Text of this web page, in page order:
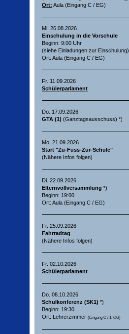
Ort: Aula (Eingang C / EG)
Mi. 26.08.2026
Einschulung in die Vorschule
Beginn: 9:00 Uhr
(siehe Einladungen zur Einschulung)
Ort: Aula (Eingang C / EG)
Fr. 11.09.2026
Schülerparlament
Do. 17.09.2026
GTA (1) (Ganztagsausschuss) *)
Mo. 21.09.2026
Start "Zu-Fuss-Zur-Schule"
(Nähere Infos folgen)
Di. 22.09.2026
Elternvollversammlung *)
Beginn: 19:00
Ort: Aula (Eingang C / EG)
Fr. 25.09.2026
Fahrradtag
(Nähere Infos folgen)
Fr. 02.10.2026
Schülerparlament
Do. 08.10.2026
Schulkonferenz (SK1) *)
Beginn: 19:30
Ort: Lehrerzimmer (Eingang C / 1. OG)